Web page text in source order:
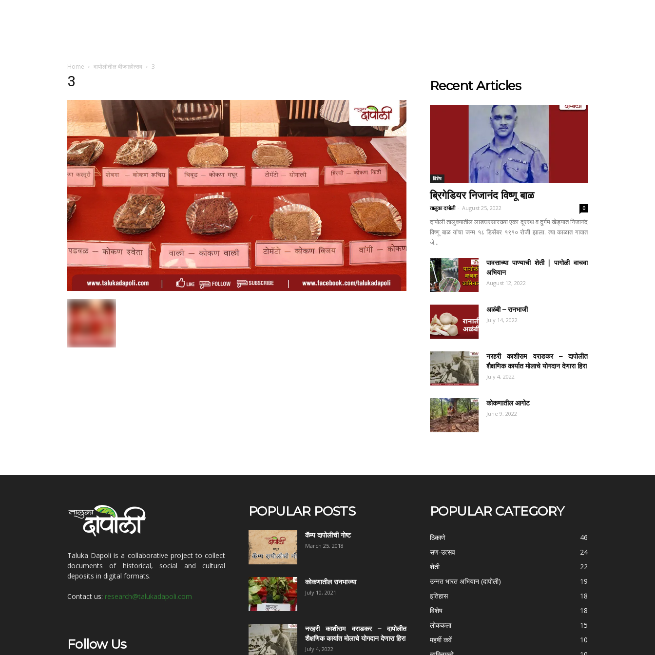
Home दापोलीतील बीजमहोत्सव 3
3 Recent Articles
विशेष
ब्रिगेडियर निजानंद विष्णू बाळ
तालुका दापोली - August 25, 2022 0
दापोली तालुक्यातील लाडघरसारख्या एका दूरस्थ व दुर्गम खेड्यात निजानंद
विष्णू बाळ यांचा जन्म १८ डिसेंबर १९१० रोजी झाला. त्या काळात गावात
जे...
पावसाच्या पाण्याची शेती | पागोळी वाचवा
अभियान
August 12, 2022
अळंबी – रानभाजी
July 14, 2022
नरहरी काशीराम वराडकर – दापोलीत
शैक्षणिक कार्यात मोलाचे योगदान देणारा हिरा
July 4, 2022
कोकणातील आगोट
June 9, 2022
Taluka Dapoli is a collaborative project to collect
documents of historical, social and cultural
deposits in digital formats.
Contact us: research@talukadapoli.com
Follow Us
POPULAR POSTS
कॅम्प दापोलीची गोष्ट
March 25, 2018
कोकणातील रानभाज्या
July 10, 2021
नरहरी काशीराम वराडकर – दापोलीत
शैक्षणिक कार्यात मोलाचे योगदान देणारा हिरा
July 4, 2022
POPULAR CATEGORY
ठिकाणे
46
सण-उत्सव
24
शेती
22
उन्नत भारत अभियान (दापोली)
19
इतिहास
18
विशेष
18
लोककला
15
महर्षी कर्वे
10